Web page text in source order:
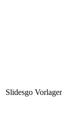
Slidesgo